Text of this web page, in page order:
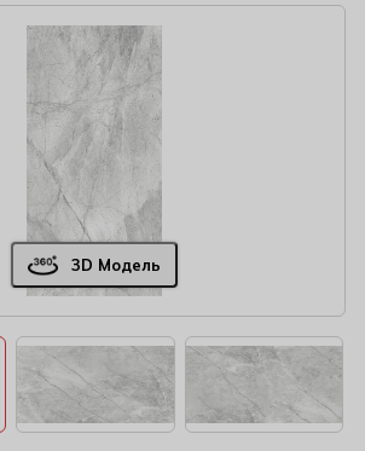
3D Модель